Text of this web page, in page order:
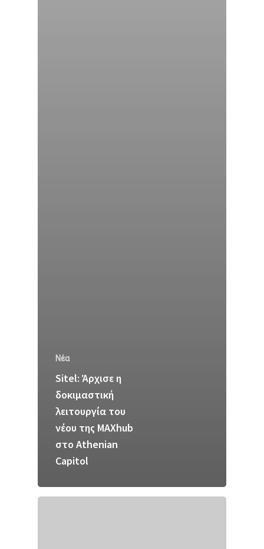
Νέα
Sitel: Άρχισε η
δοκιμαστική
λειτουργία του
νέου της MAXhub
στο Athenian
Capitol